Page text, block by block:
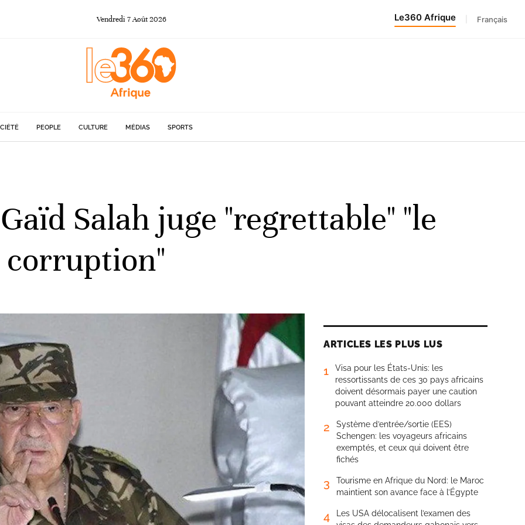
Vendredi 7Août 2026 Le360 Afrique Français
PEOPLE CULTURE MÉDIAS SPORTS
Salah juge "regrettable" "le
corruption"
ARTICLES LES PLUS LUS
1
Visa pour les États-Unis: les
ressortissants de ces 30 pays africains
doivent désormais payer une caution
pouvant atteindre 20.000 dollars
2
Système d’entrée/sortie (EES)
Schengen: les voyageurs africains
exemptés, et ceux qui doivent être
fichés
3
Tourisme en Afrique du Nord: le Maroc
maintient son avance face à l’Égypte
4
Les USA délocalisent l’examen des